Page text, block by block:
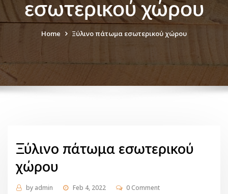
εσωτερικού χώρου
Home Ξύλινο πάτωμα εσωτερικού χώρου
Ξύλινο πάτωμα εσωτερικού
χώρου
by admin Feb 4, 2022 0 Comment